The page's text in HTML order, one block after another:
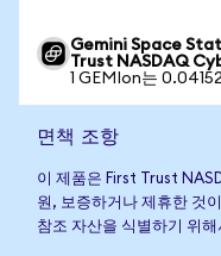
Gemini Space
Trust NASDAQ
1 GEMIon는
면책 조항
이 제품은 First Trust
원, 보증하거나 제휴한 것
참조 자산을 식별하기 위